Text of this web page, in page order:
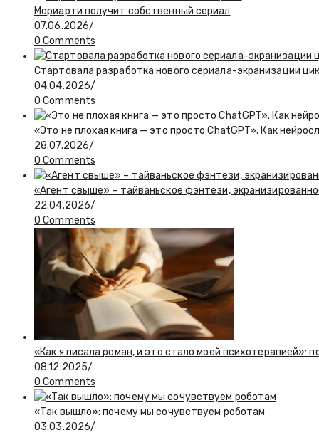
Мориарти получит собственный сериал
07.06.2026/
0 Comments
Стартовала разработка нового сериала-экранизации
04.04.2026/
0 Comments
«Это не плохая книга — это просто ChatGPT». Как
28.07.2026/
0 Comments
«Агент свыше» – тайваньское фэнтези,
22.04.2026/
0 Comments
«Как я писала роман, и это стало моей психотерапией»:
08.12.2025/
0 Comments
«Так вышло»: почему мы сочувствуем роботам
03.03.2026/